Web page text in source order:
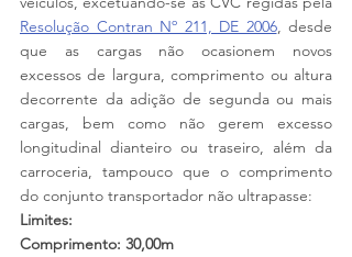
Resolução Contran Nº 211, DE 2006, desde
que as cargas não ocasionem novos
excessos de largura, comprimento ou altura
decorrente da adição de segunda ou mais
cargas, bem como não gerem excesso
longitudinal dianteiro ou traseiro, além da
carroceria, tampouco que o comprimento
do conjunto transportador não ultrapasse:
Limites:
Comprimento: 30,00m